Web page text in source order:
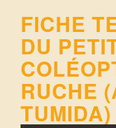
FICHE
DU
RUCHE
TUMIDA)